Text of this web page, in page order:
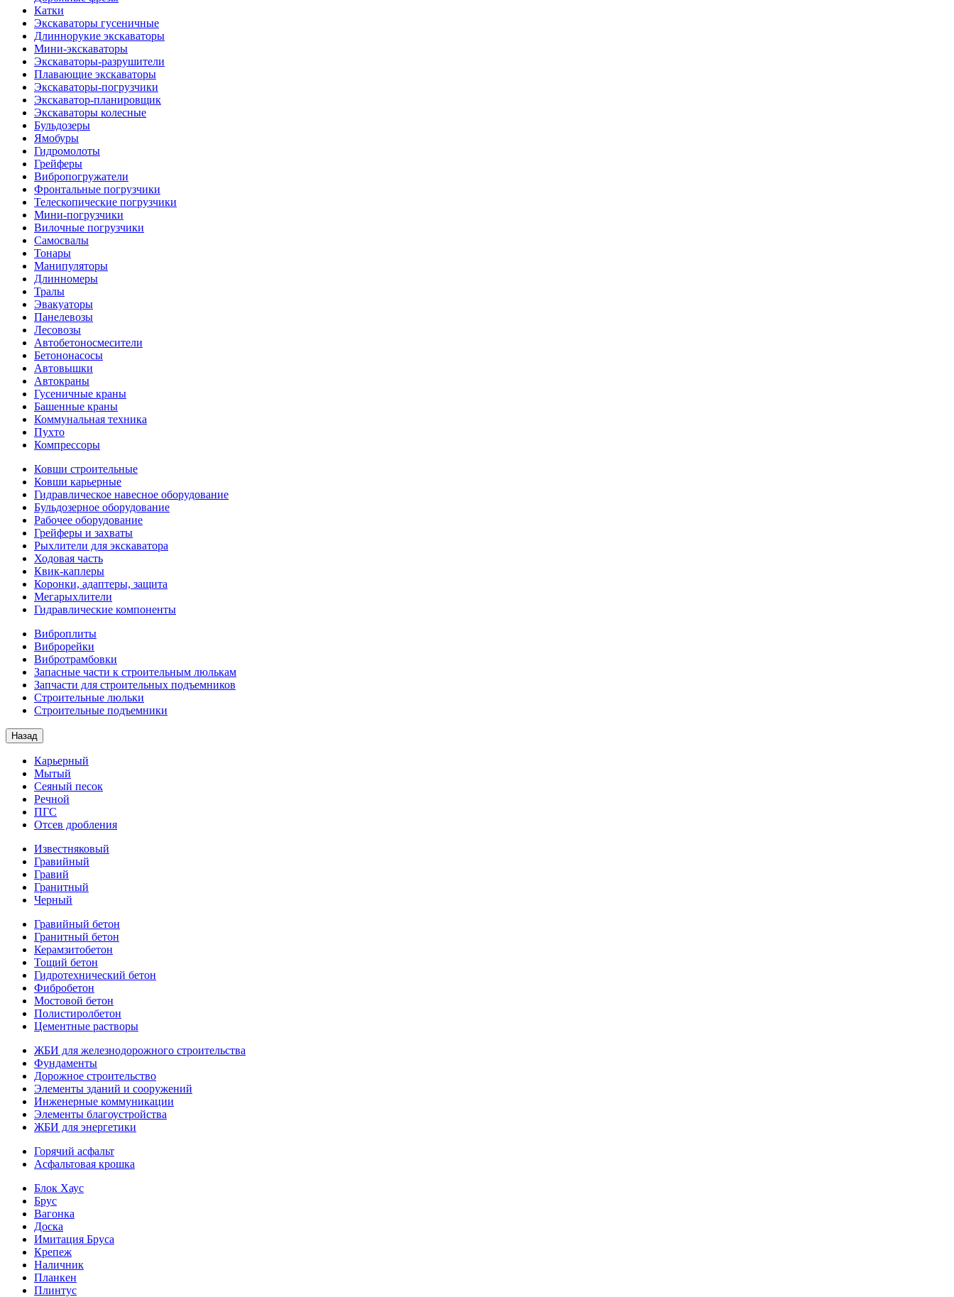
Катки
Экскаваторы гусеничные
Длиннорукие экскаваторы
Мини-экскаваторы
Экскаваторы-разрушители
Плавающие экскаваторы
Экскаваторы-погрузчики
Экскаватор-планировщик
Экскаваторы колесные
Бульдозеры
Ямобуры
Гидромолоты
Грейферы
Вибро­погружатели
Фронтальные погрузчики
Телескопические погрузчики
Мини-погрузчики
Вилочные погрузчики
Самосвалы
Тонары
Манипуляторы
Длинномеры
Тралы
Эвакуаторы
Панелевозы
Лесовозы
Автобетоно­смесители
Бетононасосы
Автовышки
Автокраны
Гусеничные краны
Башенные краны
Коммунальная техника
Пухто
Компрессоры
Ковши строительные
Ковши карьерные
Гидравлическое навесное оборудование
Бульдозерное оборудование
Рабочее оборудование
Грейферы и захваты
Рыхлители для экскаватора
Ходовая часть
Квик-каплеры
Коронки, адаптеры, защита
Мегарыхлители
Гидравлические компоненты
Виброплиты
Виброрейки
Вибротрамбовки
Запасные части к строительным люлькам
Запчасти для строительных подъемников
Строительные люльки
Строительные подъемники
Назад
Карьерный
Мытый
Сеяный песок
Речной
ПГС
Отсев дробления
Известняковый
Гравийный
Гравий
Гранитный
Черный
Гравийный бетон
Гранитный бетон
Керамзитобетон
Тощий бетон
Гидротехнический бетон
Фибробетон
Мостовой бетон
Полистиролбетон
Цементные растворы
ЖБИ для железнодорожного строительства
Фундаменты
Дорожное строительство
Элементы зданий и сооружений
Инженерные коммуникации
Элементы благоустройства
ЖБИ для энергетики
Горячий асфальт
Асфальтовая крошка
Блок Хаус
Брус
Вагонка
Доска
Имитация Бруса
Крепеж
Наличник
Планкен
Плинтус